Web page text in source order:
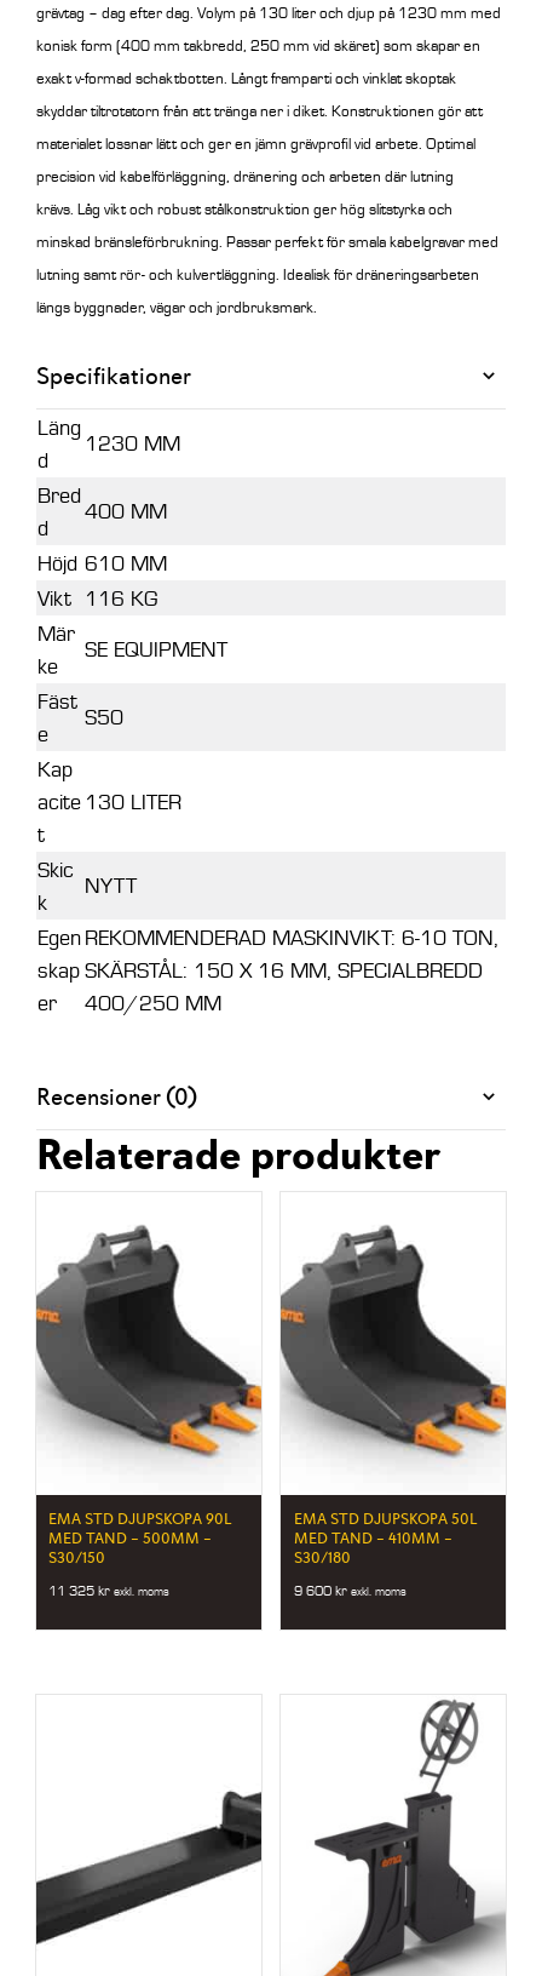
grävtag – dag efter dag. Volym på 130 liter och djup på 1230 mm med
konisk form (400 mm takbredd, 250 mm vid skäret) som skapar en
exakt v-formad schaktbotten. Långt framparti och vinklat skoptak
skyddar tiltrotatorn från att tränga ner i diket. Konstruktionen gör att
materialet lossnar lätt och ger en jämn grävprofil vid arbete. Optimal
precision vid kabelförläggning, dränering och arbeten där lutning
krävs. Låg vikt och robust stålkonstruktion ger hög slitstyrka och
minskad bränsleförbrukning. Passar perfekt för smala kabelgravar med
lutning samt rör- och kulvertläggning. Idealisk för dräneringsarbeten
längs byggnader, vägar och jordbruksmark.
Specifikationer
Läng
d
1230 MM
Bred
d
400 MM
Höjd 610 MM
Vikt 116 KG
Mär
ke
SE EQUIPMENT
Fäst
e
S50
Kap
acite
t
130 LITER
Skic
k
NYTT
Egen
skap
er
REKOMMENDERAD MASKINVIKT: 6-10 TON,
SKÄRSTÅL: 150 X 16 MM, SPECIALBREDD
400/250 MM
Recensioner (0)
Relaterade produkter
EMA STD DJUPSKOPA 90L
MED TAND – 500MM –
S30/150
11 325kr exkl. moms
EMA STD DJUPSKOPA 50L
MED TAND – 410MM –
S30/180
9 600 kr exkl. moms